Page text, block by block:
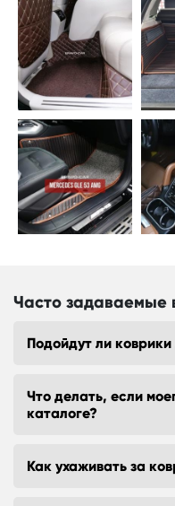
Часто задаваемые
Подойдут ли
Что делать, если
каталоге?
Как ухаживать за